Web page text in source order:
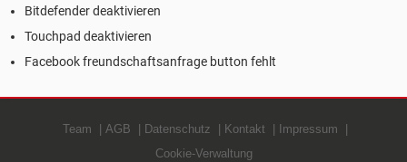
Bitdefender deaktivieren
Touchpad deaktivieren
Facebook freundschaftsanfrage button fehlt
Team AGB Datenschutz Kontakt
Impressum
Cookie-Verwaltung